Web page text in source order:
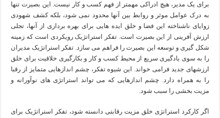
برای یک مدیر، هیچ ادراکی مهمتر از فهم کسب و کار نیست. این بصیرت تنها
به درک عوامل موثر و روابط بین آنها محدود نمی شود، بلکه کشف شهودی
زوایای ناشناخته این فضا و خلق ایده هایی برای بهره برداری از آنها، تجلی
ارزش آفرینی از این بصیرت است. تفکر استراتژیک رویکردی است که زمینه
شکل گیری و توسعه این بصیرت را فراهم می سازد. تفکر استراتژیک مدیران
را به سوی یادگیری سریع از محیط کسب و کار و بکارگیری خلاقیت برای خلق
ارزشهای جدید فرامی خواند. این شیوه تفکر، چشم اندازهایی متمایز از رقبا
را به همراه دارد. چشم اندازهایی که می تواند استراتژی های نوآورانه و
مزیت بخشی را سبب شود.
اگر کارکرد استراتژی خلق مزیت رقابتی دانسته شود، تفکر استراتژیک برای